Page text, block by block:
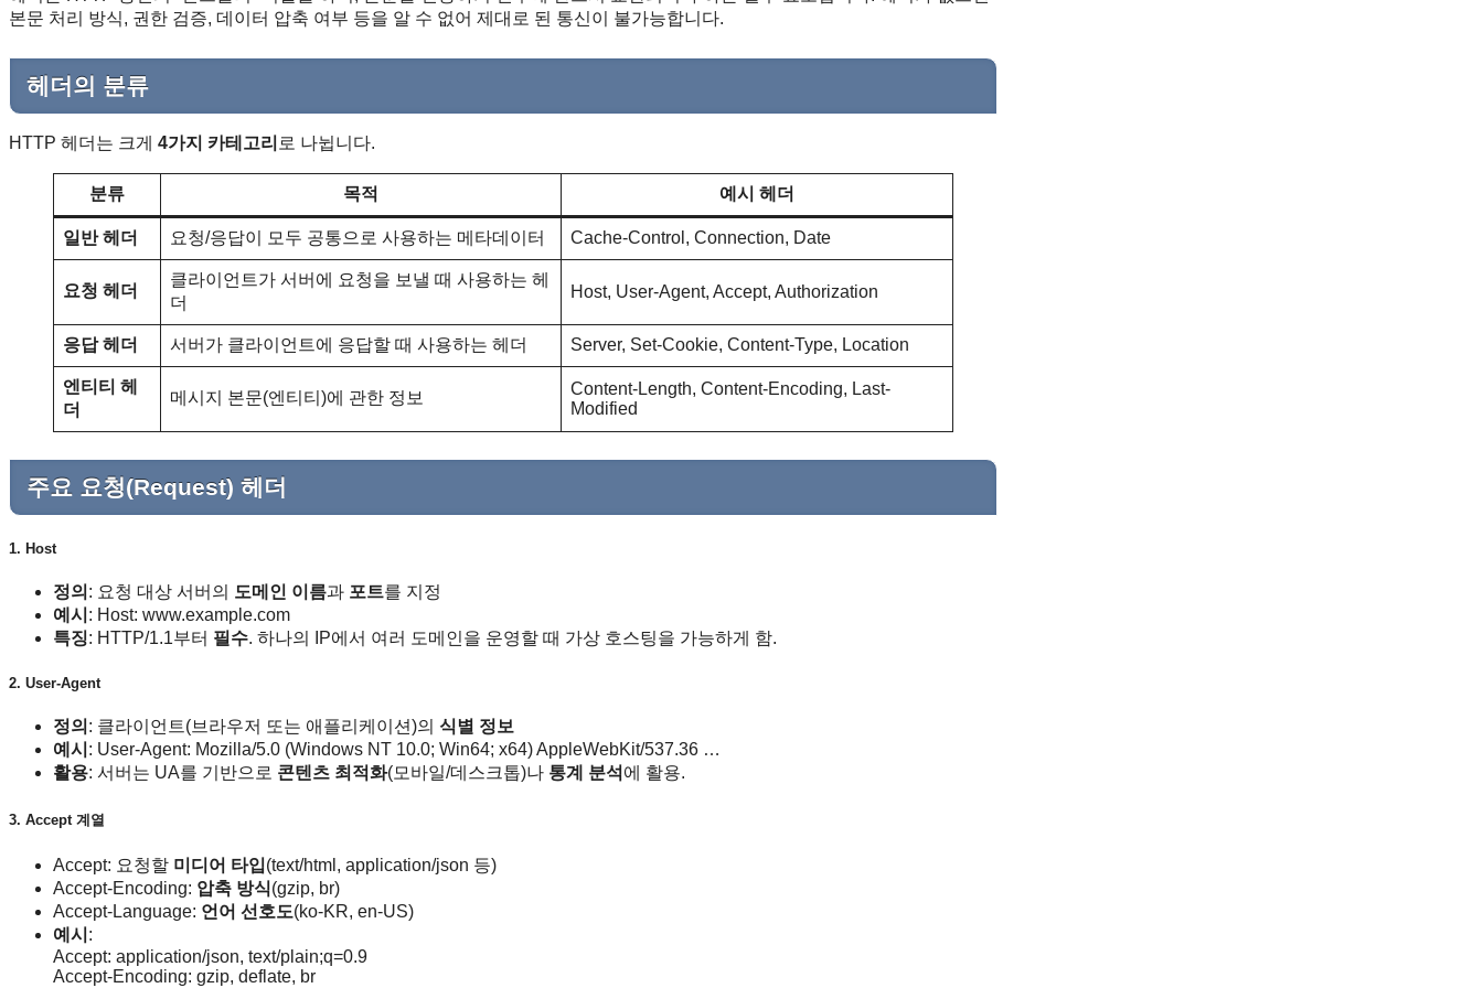
본문 처리 방식, 권한 검증, 데이터 압축 여부 등을 알 수 없어 제대로 된 통신이 불가능합니다.
헤더의 분류
HTTP 헤더는 크게 4가지 카테고리 로 나뉩니다.
분류 목적 예시 헤더
일반 헤더 요청/응답이 모두 공통으로 사용하는 메타데이터 Cache-Control, Connection, Date
요청 헤더
클라이언트가 서버에 요청을 보낼 때 사용하는 헤
더
Host, User-Agent, Accept, Authorization
응답 헤더 서버가 클라이언트에 응답할 때 사용하는 헤더 Server, Set-Cookie, Content-Type, Location
엔티티 헤
더
메시지 본문(엔티티)에 관한 정보
Content-Length, Content-Encoding, Last-
Modified
주요 요청(Request) 헤더
1. Host
정의 : 요청 대상 서버의 도메인 이름과 포트를 지정
예시 : Host: www.example.com
특징: HTTP/1.1부터 필수. 하나의 IP에서 여러 도메인을 운영할 때 가상 호스팅을 가능하게 함.
2. User-Agent
정의 : 클라이언트(브라우저 또는 애플리케이션)의 식별 정보
예시 : User-Agent: Mozilla/5.0 (Windows NT 10.0; Win64; x64) AppleWebKit/537.36 …
활용: 서버는 UA를 기반으로 콘텐츠 최적화(모바일/데스크톱)나 통계 분석 에 활용.
3. Accept 계열
Accept: 요청할 미디어 타입(text/html, application/json 등)
Accept-Encoding: 압축 방식(gzip, br)
Accept-Language: 언어 선호도(ko-KR, en-US)
예시 :
Accept: application/json, text/plain;q=0.9
Accept-Encoding: gzip, deflate, br